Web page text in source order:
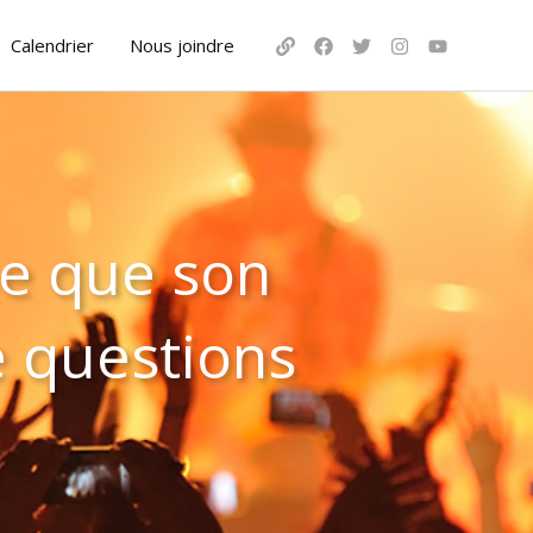
Calendrier Nous joindre
que son
questions